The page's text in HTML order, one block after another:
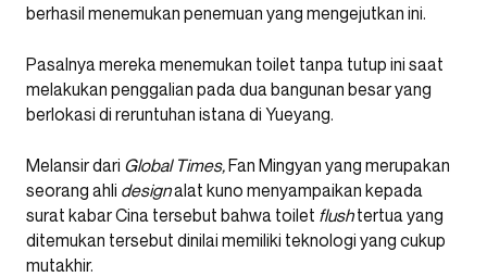
berhasil menemukan penemuan yang mengejutkan ini.
Pasalnya mereka menemukan toilet tanpa tutup ini saat
melakukan penggalian pada dua bangunan besar yang
berlokasi di reruntuhan istana di Yueyang.
Melansir dari Global Times,Fan Mingyan yang merupakan
seorang ahli designalat kuno menyampaikan kepada
surat kabar Cina tersebut bahwa toilet flushtertua yang
ditemukan tersebut dinilai memiliki teknologi yang cukup
mutakhir.